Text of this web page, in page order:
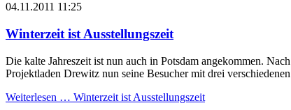
04.11.2011 11:25
Winterzeit ist Ausstellungszeit
Die kalte Jahreszeit ist nun auch in Potsdam angekommen.
Projektladen Drewitz nun seine Besucher mit drei
Weiterlesen … Winterzeit ist Ausstellungszeit